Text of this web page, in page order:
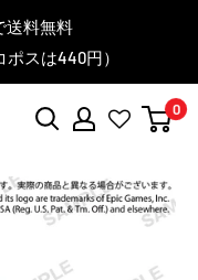
法をご紹介♪
】
送料無料
スは440円）
鮮美透涼 ver.販売
探す」で
よう！
なら、
用しよう！
用しよう♪
】
0